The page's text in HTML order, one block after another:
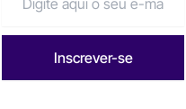
Inscrever-se